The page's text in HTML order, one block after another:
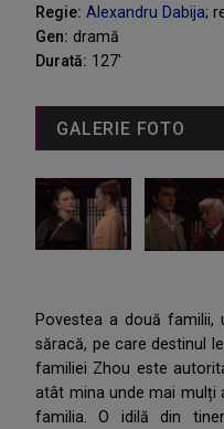
Regie: Alexandru Dabija;
Gen: dramă
Durată: 127'
GALERIE FOTO
Povestea a două
săracă, pe care destinul
familiei Zhou este
atât mina unde mai mulți
familia. O idilă din